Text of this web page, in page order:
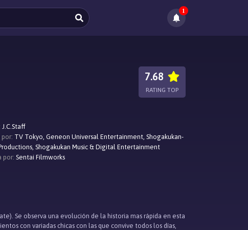
1
7.68
RATING TOP
J.C.Staff
por: TV Tokyo, Geneon Universal Entertainment, Shogakukan-
Shogakukan Music & Digital Entertainment
por: Sentai Filmworks
Se observa una evolución de la historia mas rápida en esta
con variadas chicas con las que convive todos los días,